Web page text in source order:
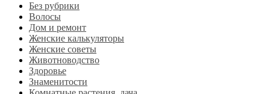
Без рубрики
Волосы
Дом и ремонт
Женские калькуляторы
Женские советы
Животноводство
Здоровье
Знаменитости